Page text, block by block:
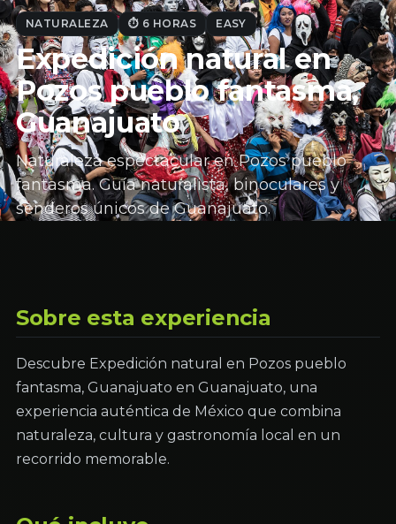
NATURALEZA ⏱ 6 HORAS EASY
Expedición natural en
Pozos pueblo fantasma,
Guanajuato
Naturaleza espectacular en Pozos pueblo
fantasma. Guía naturalista, binoculares y
senderos únicos de Guanajuato.
Sobre esta experiencia
Descubre Expedición natural en Pozos pueblo
fantasma, Guanajuato en Guanajuato, una
experiencia auténtica de México que combina
naturaleza, cultura y gastronomía local en un
recorrido memorable.